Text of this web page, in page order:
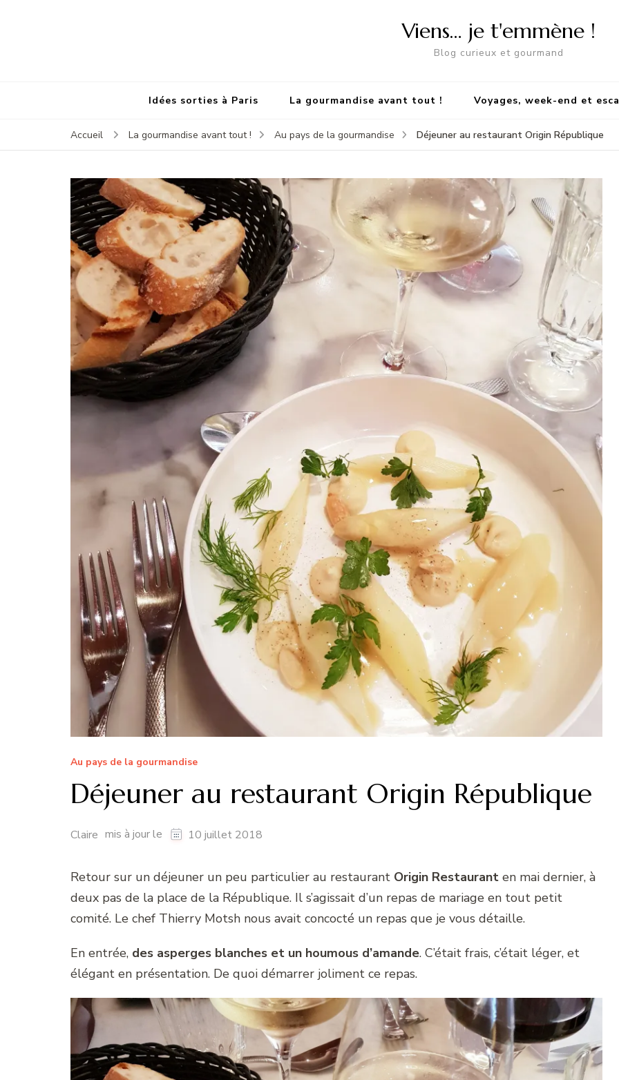
Viens… je t'emmène !
Blog curieux et gourmand
Idées sorties à Paris La gourmandise avant tout ! Voyages, week-end et
Accueil La gourmandise avant tout ! Au pays de la gourmandise Déjeuner au restaurant Origin République
Au pays de la gourmandise
Déjeuner au restaurant Origin République
Claire mis à jour le 10 juillet 2018
Retour sur un déjeuner un peu particulier au restaurant Origin Restaurant en mai dernier, à
deux pas de la place de la République. Il s’agissait d’un repas de mariage en tout petit
comité. Le chef Thierry Motsh nous avait concocté un repas que je vous détaille.
En entrée, des asperges blanches et un houmous d’amande. C’était frais, c’était léger, et
élégant en présentation. De quoi démarrer joliment ce repas.